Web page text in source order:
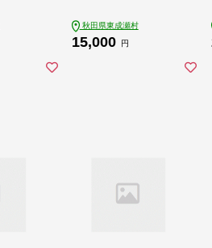
常温 保存 お手軽 ポー
クカレー 豚肉 グルメ
秋田県東成瀬村
15,000 円